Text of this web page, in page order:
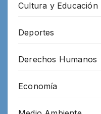
Cultura y Educación
Deportes
Derechos Humanos
Economía